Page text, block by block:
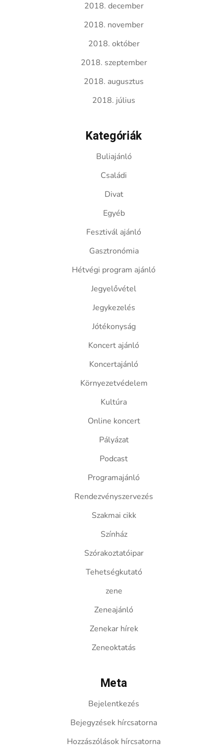
2018. december
2018. november
2018. október
2018. szeptember
2018. augusztus
2018. július
Kategóriák
Buliajánló
Családi
Divat
Egyéb
Fesztivál ajánló
Gasztronómia
Hétvégi program ajánló
Jegyelővétel
Jegykezelés
Jótékonyság
Koncert ajánló
Koncertajánló
Környezetvédelem
Kultúra
Online koncert
Pályázat
Podcast
Programajánló
Rendezvényszervezés
Szakmai cikk
Színház
Szórakoztatóipar
Tehetségkutató
zene
Zeneajánló
Zenekar hírek
Zeneoktatás
Meta
Bejelentkezés
Bejegyzések hírcsatorna
Hozzászólások hírcsatorna